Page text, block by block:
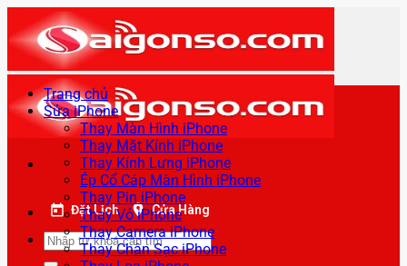
qua
nội
dung
Đặt Lịch Cửa Hàng
Tìm
kiếm:
Trang chủ
Sửa iPhone
Thay Màn Hình iPhone
Thay Mặt Kính iPhone
Thay Kính Lưng iPhone
Ép Cổ Cáp Màn Hình iPhone
Thay Pin iPhone
Thay Vỏ iPhone
Thay Camera iPhone
Thay Chân Sạc iPhone